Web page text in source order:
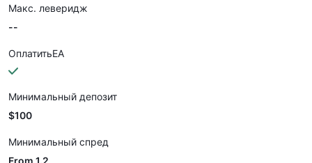
Макс. леверидж
--
ОплатитьEA
Минимальный депозит
$100
Минимальный спред
From 1.2